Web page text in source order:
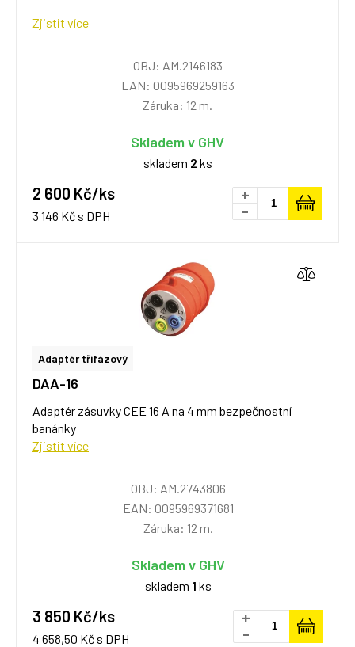
Zjistit více
OBJ: AM.2146183
EAN: 0095969259163
Záruka: 12 m.
Skladem v GHV
skladem 2 ks
2 600 Kč/ks
3 146 Kč s DPH
+
-
Adaptér třífázový
DAA-16
Adaptér zásuvky CEE 16 A na 4 mm bezpečnostní
banánky
Zjistit více
OBJ: AM.2743806
EAN: 0095969371681
Záruka: 12 m.
Skladem v GHV
skladem 1 ks
3 850 Kč/ks
4 658,50 Kč s DPH
+
-